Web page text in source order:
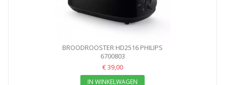
BROODROOSTER HD2516 PHILIPS
6700803
€ 39,00
IN WINKELWAGEN